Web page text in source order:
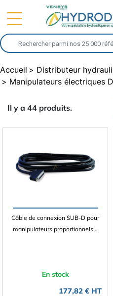
Accueil Distributeur
Manipulateurs électriques
Il y a 44 produits.
Câble de connexion SUB-D pour
manipulateurs proportionnels...
En stock
177,82 € HT